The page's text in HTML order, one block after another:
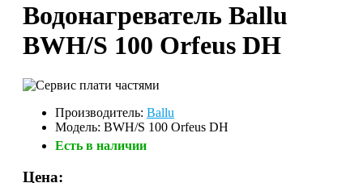
Водонагреватель Ballu
BWH/S 100 Orfeus DH
Производитель: Ballu
Модель: BWH/S 100 Orfeus DH
Есть в наличии
Цена: